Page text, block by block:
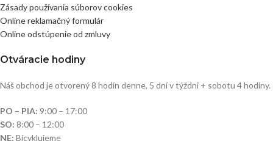
Zásady používania súborov cookies
Online reklamačný formulár
Online odstúpenie od zmluvy
Otváracie hodiny
Náš obchod je otvorený 8 hodín denne, 5 dní v týždni + sobotu 4 hodiny.
PO – PIA: 9:00 – 17:00
SO: 8:00 – 12:00
NE: Bicyklujeme